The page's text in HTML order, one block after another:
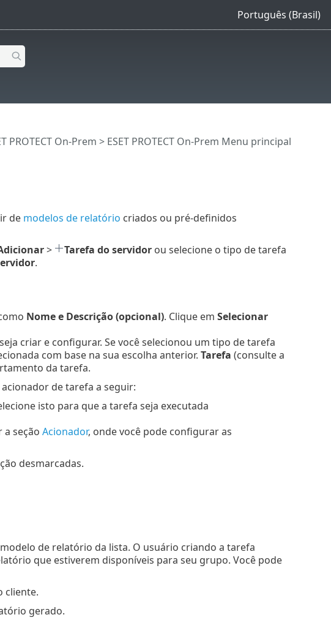
Português (Brasil)
PROTECT On-Prem > ESET PROTECT On-Prem Menu principal
de modelos de relatório criados ou pré-definidos
> Tarefa do servidorou selecione o tipo de tarefa
.
Nome e Descrição (opcional). Clique em Selecionar
criar e configurar. Se você selecionou um tipo de tarefa
com base na sua escolha anterior. Tarefa (consulte a
da tarefa.
de tarefa a seguir:
isto para que a tarefa seja executada
a seção Acionador, onde você pode configurar as
desmarcadas.
de relatório da lista. O usuário criando a tarefa
que estiverem disponíveis para seu grupo. Você pode
cliente.
gerado.